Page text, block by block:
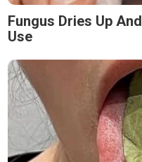
Fungus Dries Up
Use